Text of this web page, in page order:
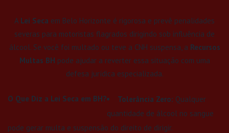
A Lei Seca em Belo Horizonte é rigorosa e prevê penalidades
severas para motoristas flagrados dirigindo sob influência de
álcool. Se você foi multado ou teve a CNH suspensa, a Recursos
Multas BH pode ajudar a reverter essa situação com uma
defesa jurídica especializada.
O Que Diz a Lei Seca em BH? Tolerância Zero: Qualquer
quantidade de álcool no sangue
pode gerar multa e suspensão do direito de dirigir.